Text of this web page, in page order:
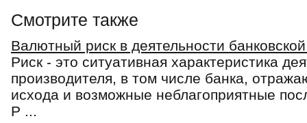
Смотрите также
Валютный риск в деятельности
Риск - это ситуативная характеристика
производителя, в том числе банка,
исхода и возможные неблагоприятные
Р ...